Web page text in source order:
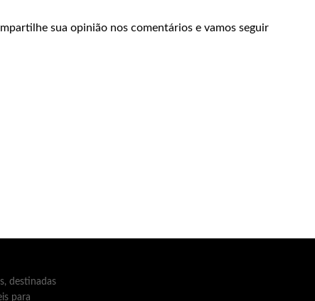
sua opinião nos comentários e vamos seguir
destinadas
para